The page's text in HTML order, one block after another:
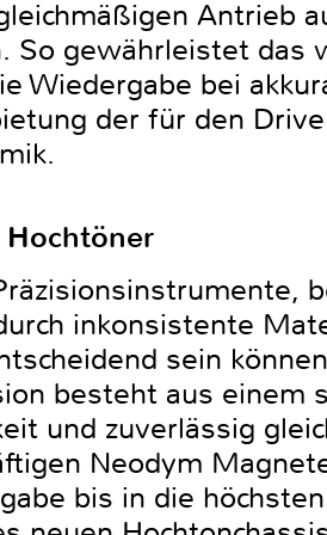
Antrieb
So gewährleistet das
Wiedergabe bei
der für den
inkonsistente
sein
besteht aus einem
und zuverlässig
Neodym
bis in die